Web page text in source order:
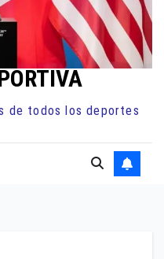
de todos los deportes